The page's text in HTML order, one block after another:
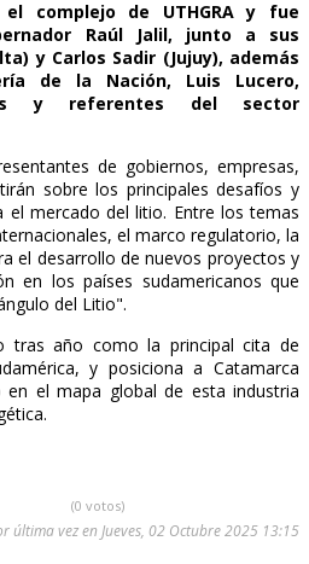
complejo de UTHGRA y fue
Raúl Jalil, junto a sus
y Carlos Sadir (Jujuy), además
de la Nación, Luis Lucero,
y referentes del sector
de gobiernos, empresas,
sobre los principales desafíos y
el mercado del litio. Entre los temas
el marco regulatorio, la
el desarrollo de nuevos proyectos y
en los países sudamericanos que
del Litio".
tras año como la principal cita de
y posiciona a Catamarca
el mapa global de esta industria
(0 votos)
última vez en Jueves, 02 Octubre 2025 13:15